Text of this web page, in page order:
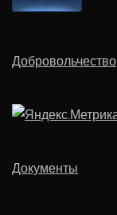
Добровольчество
Документы